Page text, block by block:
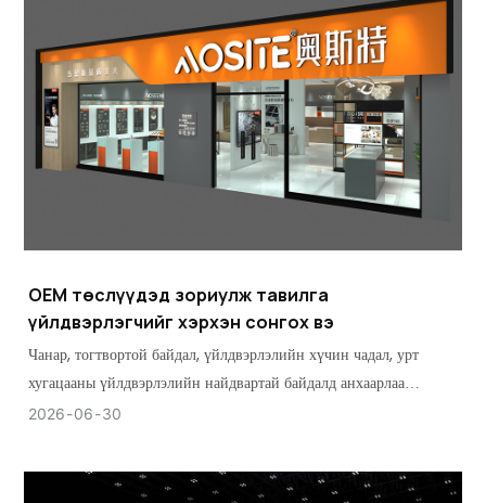
OEM төслүүдэд зориулж тавилга
үйлдвэрлэгчийг хэрхэн сонгох вэ
Чанар, тогтвортой байдал, үйлдвэрлэлийн хүчин чадал, урт
хугацааны үйлдвэрлэлийн найдвартай байдалд анхаарлаа
төвлөрүүлснээр OEM төслүүдэд зориулсан Тавилгын Тоног
суралцаарай.
2026 06 30